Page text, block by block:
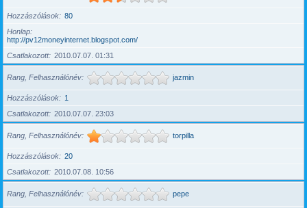
Hozzászólások
80
Honlap
http://pv12moneyinternet.blogspot.com/
Csatlakozott
2010.07.07. 01:31
Rang, Felhasználónév jazmin
Hozzászólások
1
Csatlakozott
2010.07.07. 23:03
Rang, Felhasználónév torpilla
Hozzászólások
20
Csatlakozott
2010.07.08. 10:56
Rang, Felhasználónév pepe